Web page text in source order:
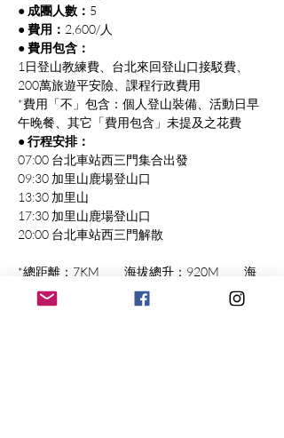
● 成團人數： 5
● 費用： 2,600/人
● 費用包含：
1日登山教練費、台北來回登山口接駁費、
200萬旅遊平安險、課程行政費用
*費用「不」包含：個人登山裝備、活動日早
午晚餐、其它「費用包含」未提及之花費
● 行程安排：
07:00 台北車站西三門集合出發
09:30 加里山鹿場登山口
13:30 加里山
17:30 加里山鹿場登山口
20:00 台北車站西三門解散
*總距離：7KM　　海拔總升：920M　　海
拔總降：920M　　EK：20.8